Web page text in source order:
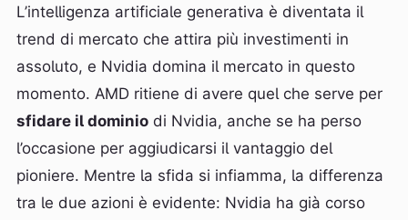
L’intelligenza artificiale generativa è diventata il
trend di mercato che attira più investimenti in
assoluto, e Nvidia domina il mercato in questo
momento. AMD ritiene di avere quel che serve per
sfidare il dominio di Nvidia, anche se ha perso
l’occasione per aggiudicarsi il vantaggio del
pioniere. Mentre la sfida si infiamma, la differenza
tra le due azioni è evidente: Nvidia ha già corso